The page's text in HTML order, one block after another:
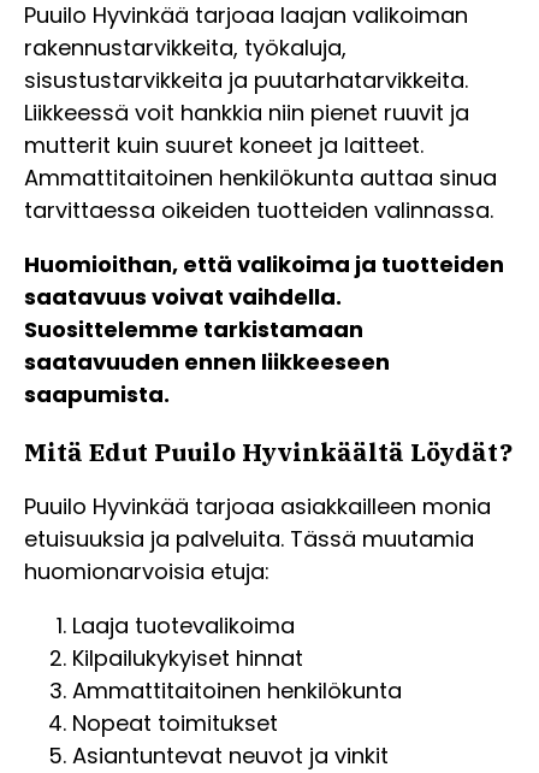
Puuilo Hyvinkää tarjoaa laajan valikoiman
rakennustarvikkeita, työkaluja,
sisustustarvikkeita ja puutarhatarvikkeita.
Liikkeessä voit hankkia niin pienet ruuvit ja
mutterit kuin suuret koneet ja laitteet.
Ammattitaitoinen henkilökunta auttaa sinua
tarvittaessa oikeiden tuotteiden valinnassa.
Huomioithan, että valikoima ja tuotteiden
saatavuus voivat vaihdella.
Suosittelemme tarkistamaan
saatavuuden ennen liikkeeseen
saapumista.
Mitä Edut Puuilo Hyvinkäältä Löydät?
Puuilo Hyvinkää tarjoaa asiakkailleen monia
etuisuuksia ja palveluita. Tässä muutamia
huomionarvoisia etuja:
Laaja tuotevalikoima
Kilpailukykyiset hinnat
Ammattitaitoinen henkilökunta
Nopeat toimitukset
Asiantuntevat neuvot ja vinkit